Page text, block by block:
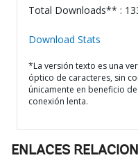
Total Downloads** :
Download Stats
*La versión texto es una
óptico de caracteres, sin
únicamente en beneficio
conexión lenta.
ENLACES